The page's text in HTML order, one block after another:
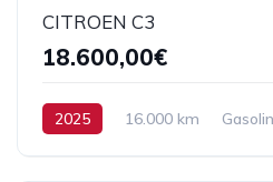
CITROEN C3
18.600,00€
2025 16.000 km